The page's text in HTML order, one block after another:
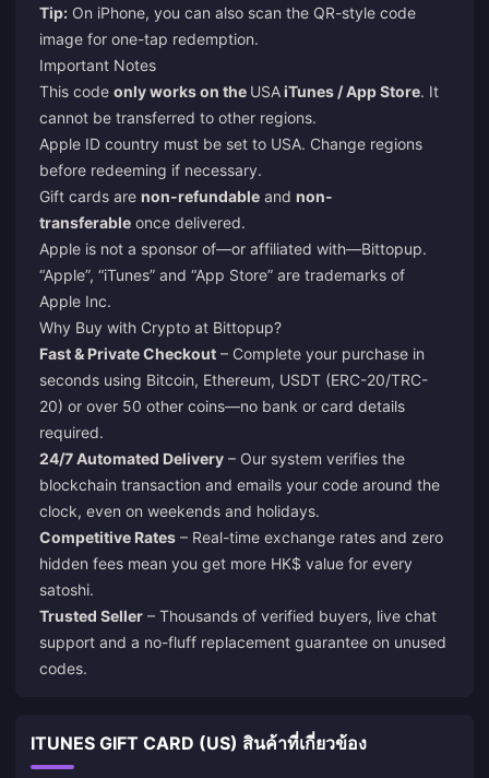
Tip: On iPhone, you can also scan the QR-style code
image for one-tap redemption.
Important Notes
This code only works on the USAiTunes / App Store. It
cannot be transferred to other regions.
Apple ID country must be set to USA. Change regions
before redeeming if necessary.
Gift cards are non-refundable and non-
transferable once delivered.
Apple is not a sponsor of—or affiliated with—Bittopup.
“Apple”, “iTunes” and “App Store” are trademarks of
Apple Inc.
Why Buy with Crypto at Bittopup?
Fast & Private Checkout – Complete your purchase in
seconds using Bitcoin, Ethereum, USDT (ERC-20/TRC-
20) or over 50 other coins—no bank or card details
required.
24/7 Automated Delivery – Our system verifies the
blockchain transaction and emails your code around the
clock, even on weekends and holidays.
Competitive Rates – Real-time exchange rates and zero
hidden fees mean you get more HK$ value for every
satoshi.
Trusted Seller – Thousands of verified buyers, live chat
support and a no-fluff replacement guarantee on unused
codes.
ITUNES GIFT CARD (US) สินค้าที่เกี่ยวข้อง